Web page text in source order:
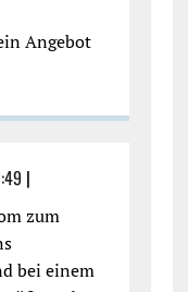
Angebot
|
zum
bei einem